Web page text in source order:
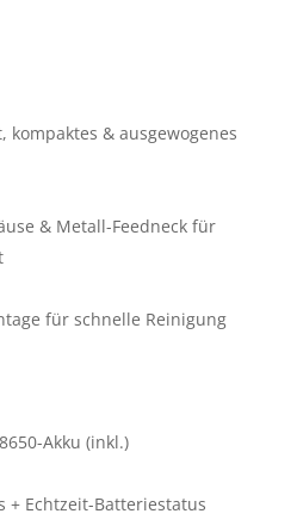
kompaktes & ausgewogenes
& Metall-Feedneck für
für schnelle Reinigung
Akku (inkl.)
+ Echtzeit-Batteriestatus